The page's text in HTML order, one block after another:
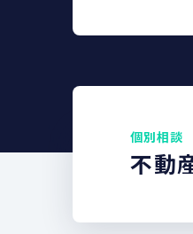
個別相談
不動